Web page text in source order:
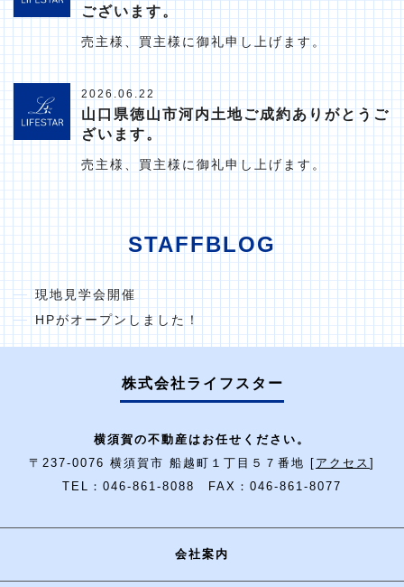
ございます。
売主様、買主様に御礼申し上げます。
2026.06.22
山口県徳山市河内土地ご成約ありがとうご
ざいます。
売主様、買主様に御礼申し上げます。
STAFFBLOG
現地見学会開催
HPがオープンしました！
株式会社ライフスター
横須賀の不動産はお任せください。
〒237-0076 横須賀市 船越町１丁目５７番地 [ アクセス ]
TEL：046-861-8088 FAX：046-861-8077
会社案内